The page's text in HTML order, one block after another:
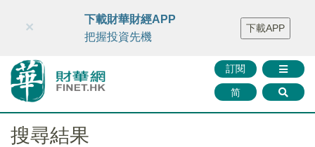
財華智庫網 FINTV FINMETA 財華證券 媒體矩陣
智庫沙龍
聯絡我們
訂閱
简
×
下載財華財經APP
把握投資先機
下載APP
搜尋結果